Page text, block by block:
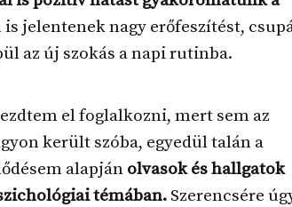
jelentenek nagy erőfeszítést,
az új szokás a napi rutinba.
el foglalkozni, mert sem az
került szóba, egyedül talán a
alapján olvasok és hallgatok
témában. Szerencsére